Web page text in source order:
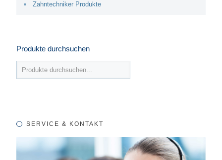
Zahntechniker Produkte
Produkte durchsuchen
SERVICE & KONTAKT